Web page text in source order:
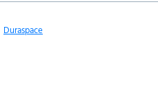
Duraspace